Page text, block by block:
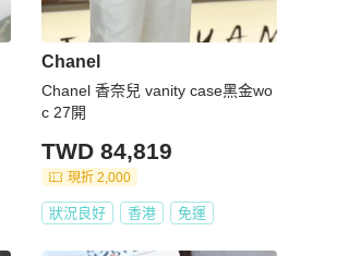
Chanel
Chanel 香奈兒 vanity case黑金wo
c 27開
TWD 84,819
現折 2,000
狀況良好 香港 免運